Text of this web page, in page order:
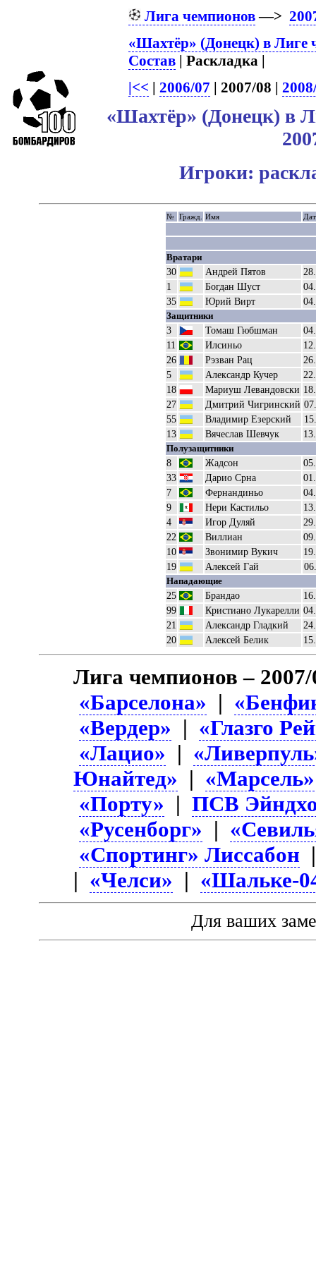
Лига чемпионов—>
«Шахтёр» (Донецк) в Лиге
Состав | Раскладка |
|<< | 2006/07 | 2007/08 |
«Шахтёр» (Донецк) в
Игроки:
№ Гражд. Имя
Вратари
30 Андрей Пятов
1
Богдан Шуст
35
Юрий Вирт
Защитники
3 Томаш Гюбшман
11
Илсиньо
26
Рэзван Рац
5
Александр Кучер
18
Мариуш Левандовски
27
Дмитрий Чигринский
55
Владимир Езерский
13
Вячеслав Шевчук
Полузащитники
8 Жадсон
33
Дарио Срна
7
Фернандиньо
9
Нери Кастильо
4
Игор Дуляй
22
Виллиан
10
Звонимир Вукич
19
Алексей Гай
Нападающие
25 Брандао
99
Кристиано Лукарелли
21
Александр Гладкий
20
Алексей Белик
Лига чемпионов –
«Барселона» |
«Вердер» | «Глазго
«Лацио» |
Юнайтед» | «Марсель»
«Порту» |ПСВ
«Русенборг» |
«Спортинг» Лиссабон
| «Челси» | «Шальке-
Для ваших